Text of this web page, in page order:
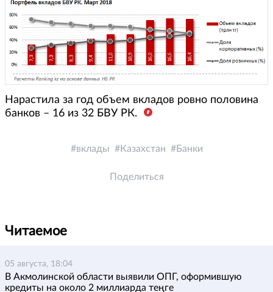
Нарастила за год объем вкладов ровно половина
банков – 16 из 32 БВУ РК.
вклады Казахстан Банки
Поделиться
Читаемое
05 августа, 18:04
В Акмолинской области выявили ОПГ, оформившую
кредиты на около 2 миллиарда теңге